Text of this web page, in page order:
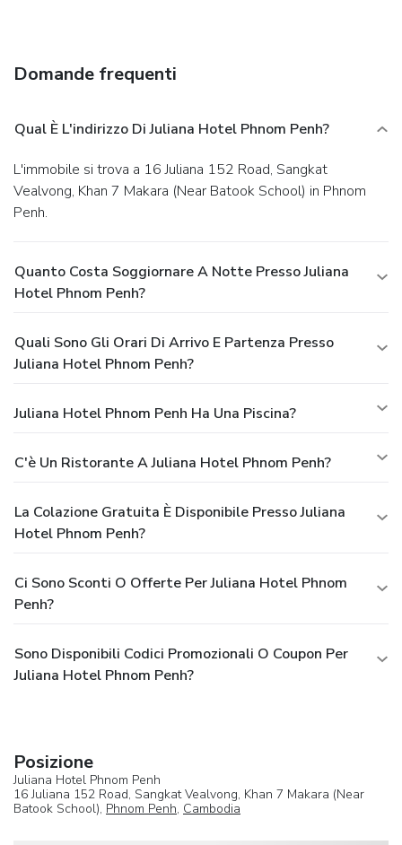
Domande frequenti
Qual È L'indirizzo Di Juliana Hotel Phnom Penh?
L'immobile si trova a 16 Juliana 152 Road, Sangkat
Vealvong, Khan 7 Makara (Near Batook School) in Phnom
Penh.
Quanto Costa Soggiornare A Notte Presso Juliana
Hotel Phnom Penh?
Quali Sono Gli Orari Di Arrivo E Partenza Presso
Juliana Hotel Phnom Penh?
Juliana Hotel Phnom Penh Ha Una Piscina?
C'è Un Ristorante A Juliana Hotel Phnom Penh?
La Colazione Gratuita È Disponibile Presso Juliana
Hotel Phnom Penh?
Ci Sono Sconti O Offerte Per Juliana Hotel Phnom
Penh?
Sono Disponibili Codici Promozionali O Coupon Per
Juliana Hotel Phnom Penh?
Posizione
Juliana Hotel Phnom Penh
16 Juliana 152 Road, Sangkat Vealvong, Khan 7 Makara (Near
Batook School), Phnom Penh, Cambodia